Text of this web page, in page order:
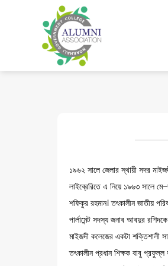
১৯৬২ সালে জেলার স্থায়ী সদর
লাইব্রেরিতে এ নিয়ে ১৯৬৩ সালে
শফিকুর রহমান। তৎকালীন জাতীয়
পার্লামেন্ট সদস্য জনাব আবদুর
মাইজদী কলেজের একটা শক্তিশালী
তৎকালীন প্রধান শিক্ষক বাবু